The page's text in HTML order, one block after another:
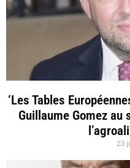
‘Les Tables
Guillaume Gomez
23